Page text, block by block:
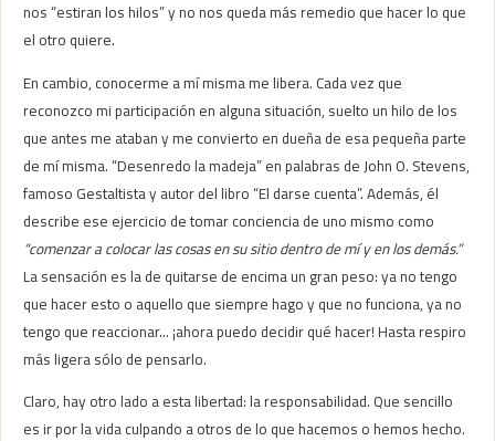
nos “estiran los hilos” y no nos queda más remedio que hacer lo que
el otro quiere.
En cambio, conocerme a mí misma me libera. Cada vez que
reconozco mi participación en alguna situación, suelto un hilo de los
que antes me ataban y me convierto en dueña de esa pequeña parte
de mí misma. “Desenredo la madeja” en palabras de John O. Stevens,
famoso Gestaltista y autor del libro “El darse cuenta”. Además, él
describe ese ejercicio de tomar conciencia de uno mismo como
“comenzar a colocar las cosas en su sitio dentro de mí y en los demás.”
La sensación es la de quitarse de encima un gran peso: ya no tengo
que hacer esto o aquello que siempre hago y que no funciona, ya no
tengo que reaccionar… ¡ahora puedo decidir qué hacer! Hasta respiro
más ligera sólo de pensarlo.
Claro, hay otro lado a esta libertad: la responsabilidad. Que sencillo
es ir por la vida culpando a otros de lo que hacemos o hemos hecho.